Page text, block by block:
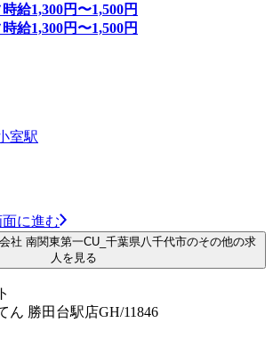
時給1,300円〜1,500円
時給1,300円〜1,500円
室駅
に進む
社 南関東第一CU_千葉県八千代市のその他の求
人を見る
ん 勝田台駅店GH/11846